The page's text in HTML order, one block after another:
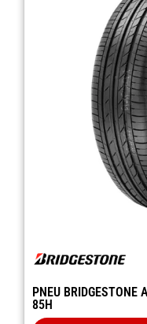
PNEU BRIDGESTONE
85H